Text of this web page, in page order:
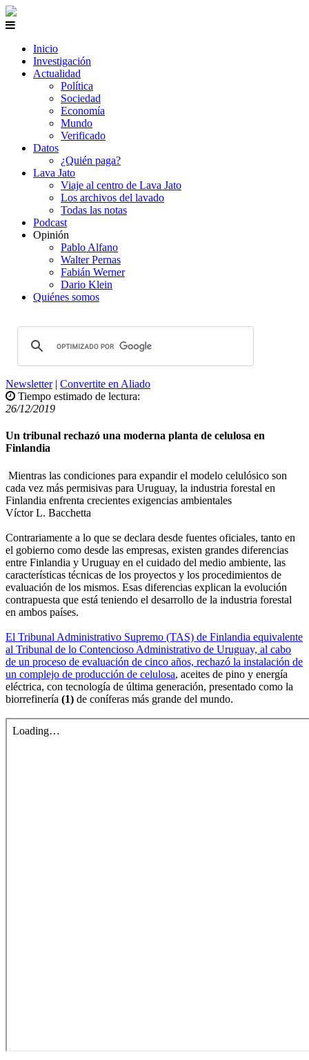
Inicio
Investigación
Actualidad
Política
Sociedad
Economía
Mundo
Verificado
Datos
¿Quién paga?
Lava Jato
Viaje al centro de Lava Jato
Los archivos del lavado
Todas las notas
Podcast
Opinión
Pablo Alfano
Walter Pernas
Fabián Werner
Dario Klein
Quiénes somos
Newsletter| Convertite en Aliado
Tiempo estimado de lectura:
26/12/2019
Un tribunal rechazó una moderna planta de celulosa en
Finlandia
Mientras las condiciones para expandir el modelo celulósico son
cada vez más permisivas para Uruguay, la industria forestal en
Finlandia enfrenta crecientes exigencias ambientales
Víctor L. Bacchetta
Contrariamente a lo que se declara desde fuentes oficiales, tanto en
el gobierno como desde las empresas, existen grandes diferencias
entre Finlandia y Uruguay en el cuidado del medio ambiente, las
características técnicas de los proyectos y los procedimientos de
evaluación de los mismos. Esas diferencias explican la evolución
contrapuesta que está teniendo el desarrollo de la industria forestal
en ambos países.
El Tribunal Administrativo Supremo (TAS) de Finlandia equivalente
al Tribunal de lo Contencioso Administrativo de Uruguay, al cabo
de un proceso de evaluación de cinco años, rechazó la instalación de
un complejo de producción de celulosa, aceites de pino y energía
eléctrica, con tecnología de última generación, presentado como la
biorrefinería (1) de coníferas más grande del mundo.